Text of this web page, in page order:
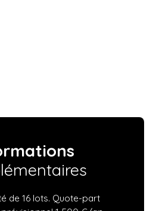
de 16 lots. Quote-part